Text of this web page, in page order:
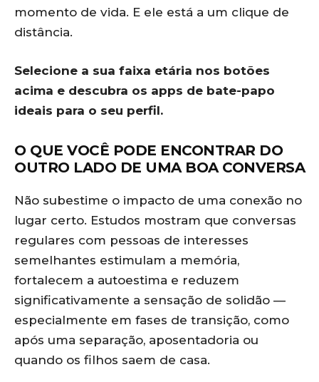
momento de vida. E ele está a um clique de
distância.
Selecione a sua faixa etária nos botões
acima e descubra os apps de bate-papo
ideais para o seu perfil.
O QUE VOCÊ PODE ENCONTRAR DO
OUTRO LADO DE UMA BOA CONVERSA
Não subestime o impacto de uma conexão no
lugar certo. Estudos mostram que conversas
regulares com pessoas de interesses
semelhantes estimulam a memória,
fortalecem a autoestima e reduzem
significativamente a sensação de solidão —
especialmente em fases de transição, como
após uma separação, aposentadoria ou
quando os filhos saem de casa.